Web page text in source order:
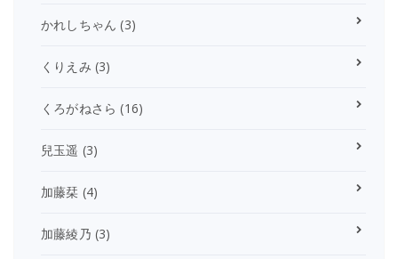
かれしちゃん (3)
くりえみ (3)
くろがねさら (16)
兒玉遥 (3)
加藤栞 (4)
加藤綾乃 (3)